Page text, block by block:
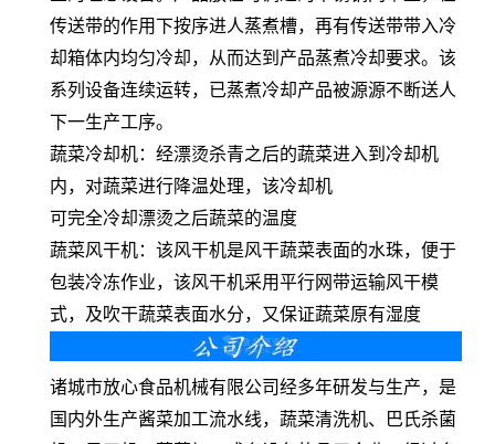
传送带的作用下按序进人蒸煮槽，再有传送带带入冷
却箱体内均匀冷却，从而达到产品蒸煮冷却要求。该
系列设备连续运转，已蒸煮冷却产品被源源不断送人
下一生产工序。
蔬菜冷却机：经漂烫杀青之后的蔬菜进入到冷却机
内，对蔬菜进行降温处理，该冷却机
可完全冷却漂烫之后蔬菜的温度
蔬菜风干机：该风干机是风干蔬菜表面的水珠，便于
包装冷冻作业，该风干机采用平行网带运输风干模
式，及吹干蔬菜表面水分，又保证蔬菜原有湿度
诸城市放心食品机械有限公司经多年研发与生产，是
国内外生产酱菜加工流水线，蔬菜清洗机、巴氏杀菌